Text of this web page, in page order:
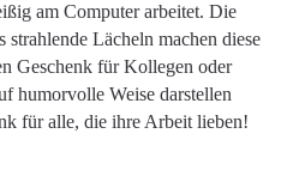
am Computer arbeitet. Die
strahlende Lächeln machen diese
Geschenk für Kollegen oder
humorvolle Weise darstellen
für alle, die ihre Arbeit lieben!